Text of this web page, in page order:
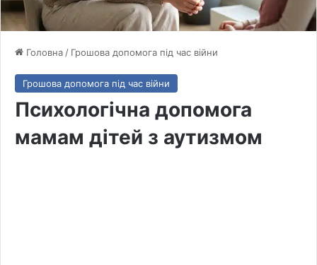
Головна / Грошова допомога під час війни
Грошова допомога під час війни
Психологічна допомога
мамам дітей з аутизмом